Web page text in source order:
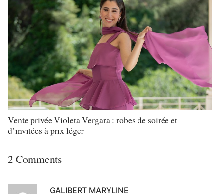
Vente privée Violeta Vergara : robes de soirée et
d’invitées à prix léger
2 Comments
GALIBERT MARYLINE